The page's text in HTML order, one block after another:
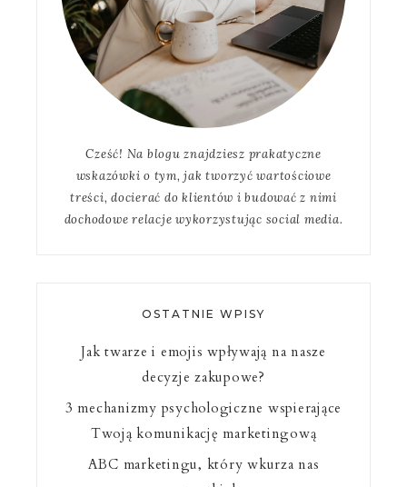
Cześć! Na blogu znajdziesz prakatyczne
wskazówki o tym, jak tworzyć wartościowe
treści, docierać do klientów i budować z nimi
dochodowe relacje wykorzystując social media.
OSTATNIE WPISY
Jak twarze i emojis wpływają na nasze
decyzje zakupowe?
3 mechanizmy psychologiczne wspierające
Twoją komunikację marketingową
ABC marketingu, który wkurza nas